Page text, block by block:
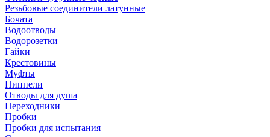
Резьбовые соединители латунные
Бочата
Водоотводы
Водорозетки
Гайки
Крестовины
Муфты
Ниппели
Отводы для душа
Переходники
Пробки
Пробки для испытания